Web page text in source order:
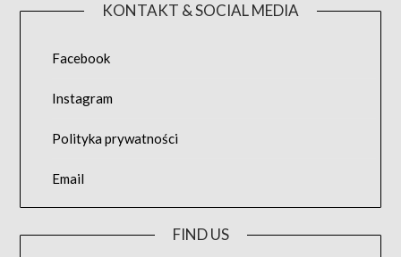
KONTAKT & SOCIAL MEDIA
Facebook
Instagram
Polityka prywatności
Email
FIND US